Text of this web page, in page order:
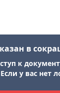
в
к
у вас нет